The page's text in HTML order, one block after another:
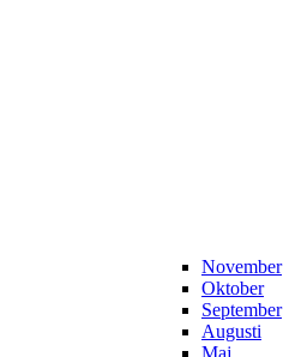
November
Oktober
September
Augusti
Maj